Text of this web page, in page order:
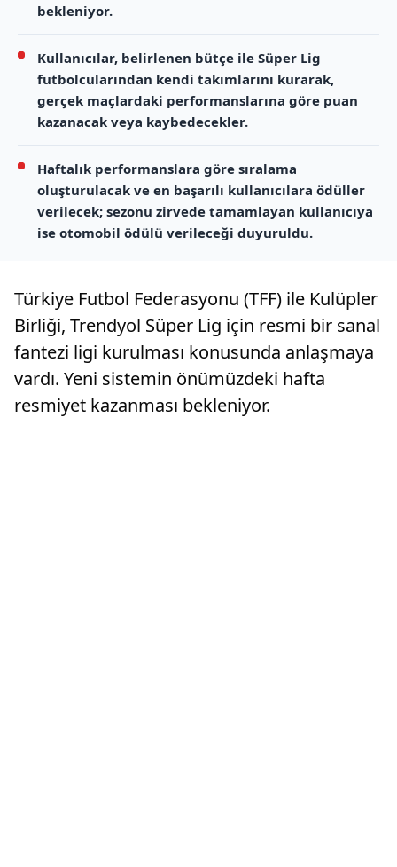
bekleniyor.
Kullanıcılar, belirlenen bütçe ile Süper Lig
futbolcularından kendi takımlarını kurarak,
gerçek maçlardaki performanslarına göre puan
kazanacak veya kaybedecekler.
Haftalık performanslara göre sıralama
oluşturulacak ve en başarılı kullanıcılara ödüller
verilecek; sezonu zirvede tamamlayan kullanıcıya
ise otomobil ödülü verileceği duyuruldu.
Türkiye Futbol Federasyonu (TFF) ile Kulüpler
Birliği, Trendyol Süper Lig için resmi bir sanal
fantezi ligi kurulması konusunda anlaşmaya
vardı. Yeni sistemin önümüzdeki hafta
resmiyet kazanması bekleniyor.